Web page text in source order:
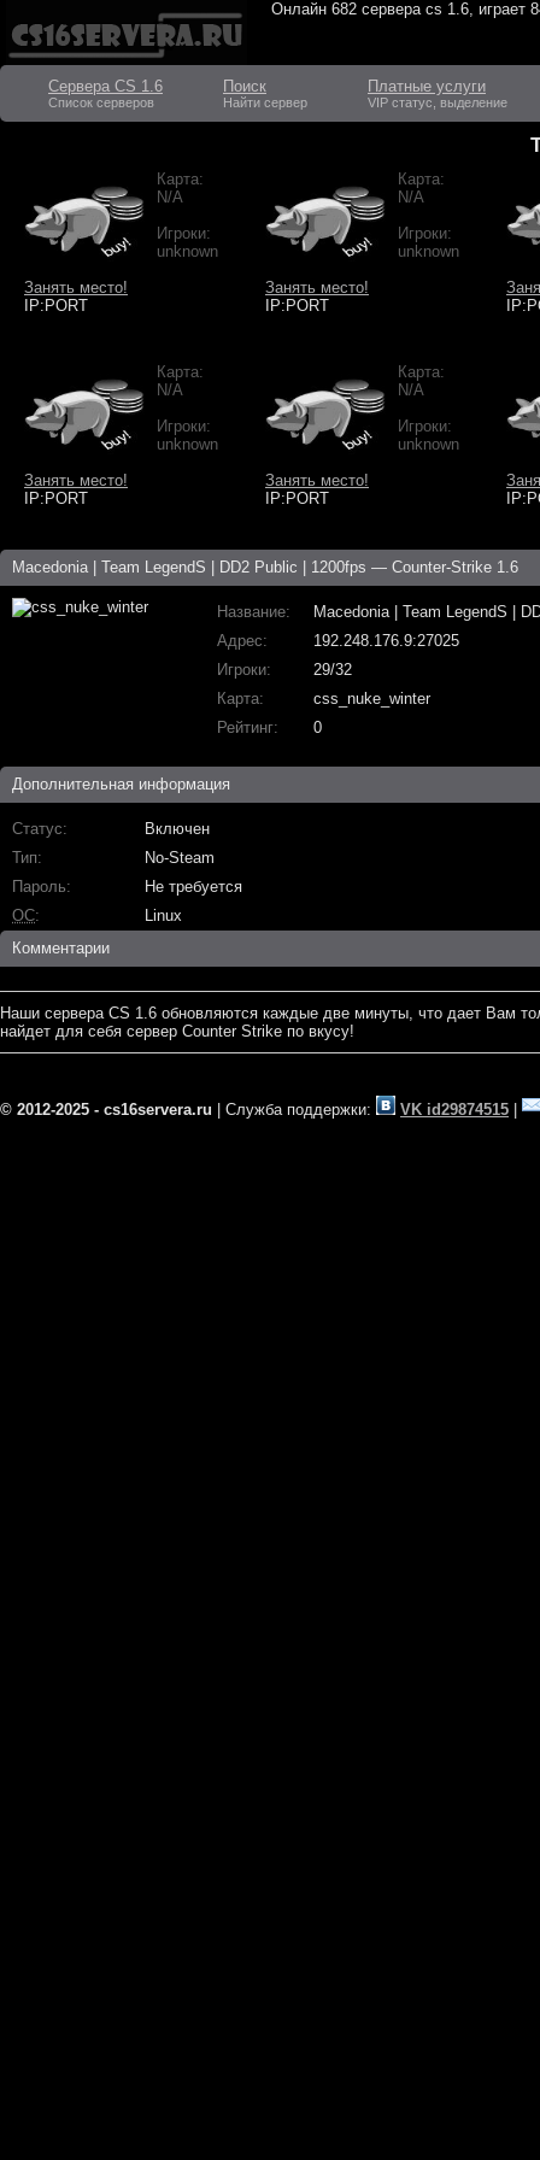
Онлайн 682 сервера cs 1.6, играет
Сервера CS 1.6
Список серверов
Поиск
Найти сервер
Платные услуги
VIP статус, выделение
Карта:
N/A
Игроки:
unknown
Занять место!
IP:PORT
Карта:
N/A
Игроки:
unknown
Занять место!
IP:PORT
Карта:
N/A
Игроки:
unknown
Занять место!
IP:PORT
Карта:
N/A
Игроки:
unknown
Занять место!
IP:PORT
Macedonia | Team LegendS | DD2 Public | 1200fps — Counter-Strike 1.6
Название
Macedonia | Team LegendS |
Адрес
192.248.176.9:27025
Игроки
29/32
Карта
css_nuke_winter
Рейтинг
0
Дополнительная информация
Статус
Включен
Тип
No-Steam
Пароль
Не требуется
ОС
Linux
Комментарии
Наши сервера CS 1.6 обновляются каждые две минуты, что дает Вам
найдет для себя сервер Counter Strike по вкусу!
© 2012-2025 - cs16servera.ru | Служба поддержки: VK id29874515